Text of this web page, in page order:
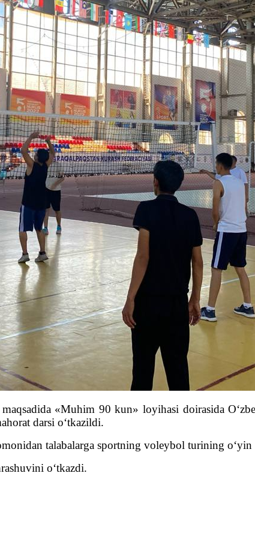
«Muhim 90 kun» loyihasi doirasida
darsi o‘tkazildi.
talabalarga sportning voleybol turining
o‘tkazdi.